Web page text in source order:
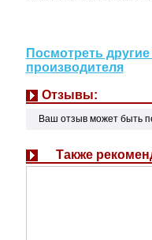
Посмотреть
производителя
Отзывы:
Ваш отзыв может быть
Также